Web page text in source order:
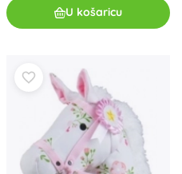
U košaricu